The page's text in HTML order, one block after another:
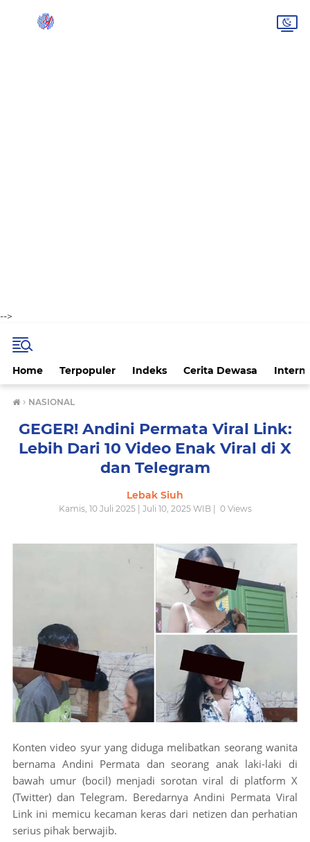
-->
Home Terpopuler Indeks Cerita Dewasa
› NASIONAL
GEGER! Andini Permata Viral Link:
Lebih Dari 10 Video Enak Viral di X
dan Telegram
Lebak Siuh
Kamis, 10 Juli 2025 | Juli 10, 2025 WIB | 0Views
Konten video syur yang diduga melibatkan seorang wanita
bernama Andini Permata dan seorang anak laki-laki di
bawah umur (bocil) menjadi sorotan viral di platform X
(Twitter) dan Telegram. Beredarnya Andini Permata Viral
Link ini memicu kecaman keras dari netizen dan perhatian
serius pihak berwajib.